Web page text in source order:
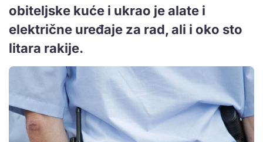
obiteljske kuće i ukrao je alate i
električne uređaje za rad, ali i oko sto
litara rakije.